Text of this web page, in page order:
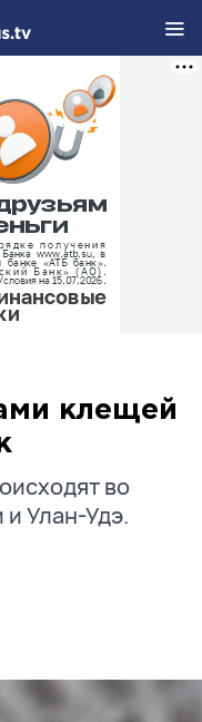
клещей
во
и Улан-Удэ.